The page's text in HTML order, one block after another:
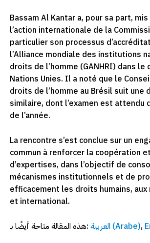
Bassam Al Kantar a, pour sa part,
l’action internationale de la
particulier son processus
l’Alliance mondiale des institutions
droits de l’homme (GANHRI) dans le
Nations Unies. Il a noté que le
droits de l’homme au Brésil suit une
similaire, dont l’examen est attendu
de l’année.
La rencontre s’est conclue sur un
commun à renforcer la coopération
d’expertises, dans l’objectif de
mécanismes institutionnels et de
efficacement les droits humains, aux
et international.
هذه المقالة متاحة أيضًا بـ: العربية (Arabe)